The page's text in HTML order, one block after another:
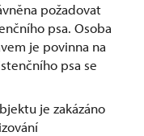
požadovat
psa. Osoba
je povinna na
psa se
je zakázáno